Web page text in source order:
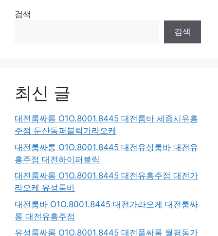
검색
검색
최신 글
대전룸싸롱 O1O.8001.8445 대전룸바 세종시유흥
주점 둔산동퍼블릭가라오케
대전룸싸롱 O1O.8001.8445 대전유성룸바 대전유
흥주점 대전하이퍼블릭
대전룸싸롱 O1O.8001.8445 대전유흥주점 대전가
라오케 유성룸바
대전룸바 O1O.8001.8445 대전가라오케 대전룸싸
롱 대전유흥주점
유성룸싸롱 O1O.8001.8445 대전풀싸롱 월평동가